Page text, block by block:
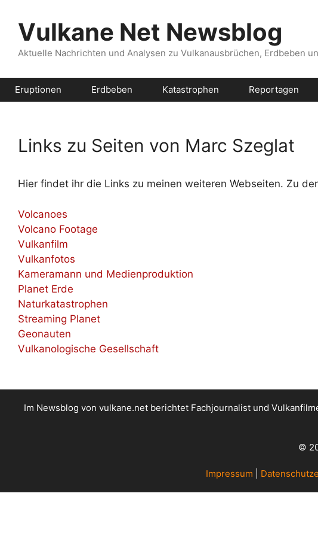
Inhalt
springenVulkane Net Newsblog
Aktuelle Nachrichten und Analysen zu Vulkanausbrüchen, Erdbeben
Eruptionen Erdbeben Katastrophen Reportagen
Links zu Seiten von Marc Szeglat
Hier findet ihr die Links zu meinen weiteren Webseiten. Zu
Volcanoes
Volcano Footage
Vulkanfilm
Vulkanfotos
Kameramann und Medienproduktion
Planet Erde
Naturkatastrophen
Streaming Planet
Geonauten
Vulkanologische Gesellschaft
Im Newsblog von vulkane.net berichtet Fachjournalist und
©
Impressum